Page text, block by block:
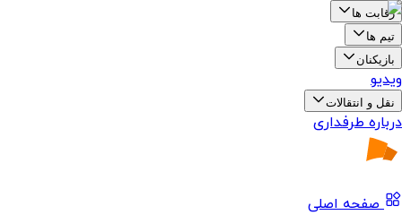
رقابت ها
تیم ها
بازیکنان
ویدیو
نقل و انتقالات
درباره طرفداری
صفحه اصلی